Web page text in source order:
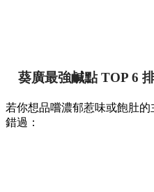
葵廣最強鹹點 TOP 6
若你想品嚐濃郁惹味或飽肚
錯過：